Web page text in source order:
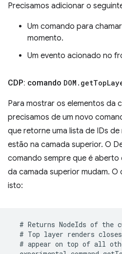
Precisamos adicionar o
Um comando para
momento.
Um evento acionado no
CDP: comando DOM . getTop
Para mostrar os elementos da
precisamos de um novo
que retorne uma lista de IDs
estão na camada superior. O
comando sempre que é
da camada superior mudam.
isto: